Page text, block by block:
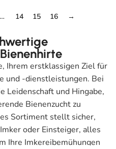
… 14 15 16 →
Ihrem erstklassigen Ziel für
und -dienstleistungen. Bei
Leidenschaft und Hingabe,
Bienenzucht zu
Sortiment stellt sicher,
oder Einsteiger, alles
Ihre Imkereibemühungen